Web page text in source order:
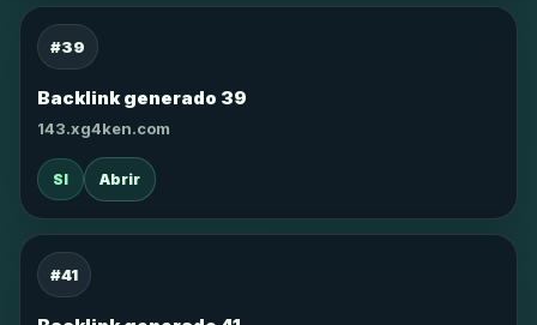
#39
Backlink generado 39
143.xg4ken.com
SI Abrir
#41